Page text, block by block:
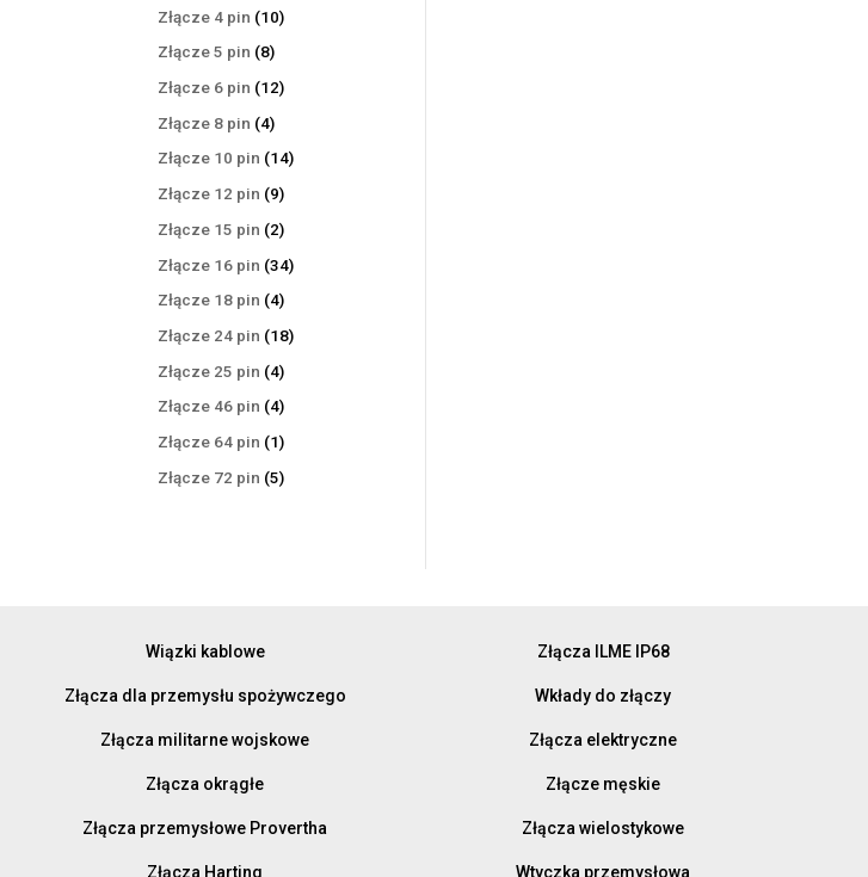
Złącze 4 pin 1010
Złącze 5 pin 88
produktów
Złącze 6 pin 1212
Złącze 8 pin 44
produkty
Złącze 10 pin 1414
Złącze 12 pin 99
produktów
Złącze 15 pin 22
produkty
Złącze 16 pin 3434
Złącze 18 pin 44
produkty
Złącze 24 pin 1818
Złącze 25 pin 44
produkty
Złącze 46 pin 44
produkty
Złącze 64 pin 11
produkt
Złącze 72 pin 55
Wiązki kablowe
Złącza dla przemysłu spożywczego
Złącza militarne wojskowe
Złącza okrągłe
Złącza przemysłowe Provertha
Złącza Harting
Złącza ILME IP68
Wkłady do złączy
Złącza elektryczne
Złącze męskie
Złącza wielostykowe
Wtyczka przemysłowa